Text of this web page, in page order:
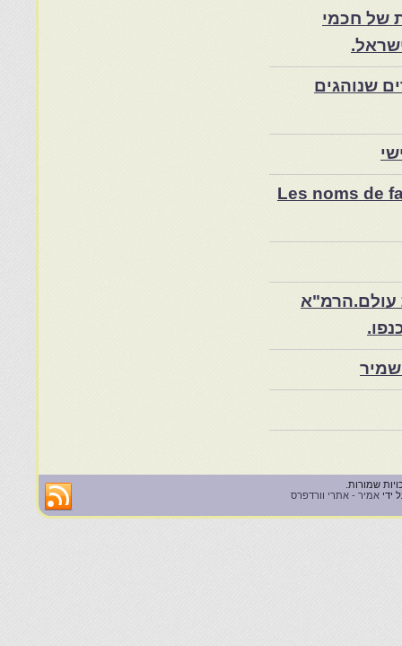
של חכמי
שנוהגים
Les noms de
עולם.הרמ"א
ידי אמיר - אתרי וורדפרס